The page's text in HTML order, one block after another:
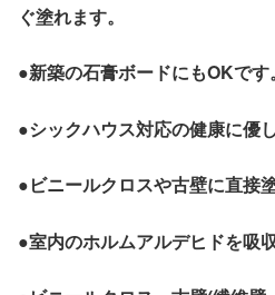
ぐ塗れます。
●新築の石膏ボードにもOKです。
●シックハウス対応の健康に優
●ビニールクロスや古壁に直接
●室内のホルムアルデヒドを吸